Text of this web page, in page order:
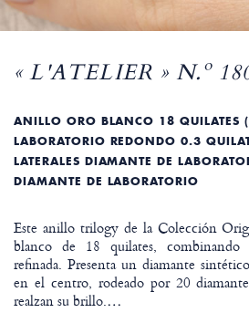
« L'ATELIER » N.º
ANILLO ORO BLANCO 18 QUILATES
LABORATORIO REDONDO 0.3
LATERALES DIAMANTE DE
DIAMANTE DE LABORATORIO
Este anillo trilogy de la Colección
blanco de 18 quilates, combinando
refinada. Presenta un diamante
en el centro, rodeado por 20
realzan su brillo.…